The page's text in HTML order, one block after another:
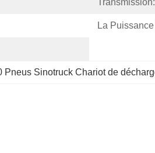
Transmission:
La
Pneus Sinotruck Chariot de